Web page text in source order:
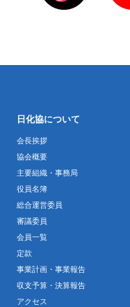
日化協について
会長挨拶
協会概要
主要組織・事務局
役員名簿
総合運営委員
審議委員
会員一覧
定款
事業計画・事業報告
収支予算・決算報告
アクセス